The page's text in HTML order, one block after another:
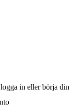
in eller börja din